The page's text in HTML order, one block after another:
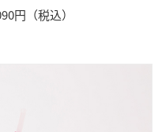
円（税込）